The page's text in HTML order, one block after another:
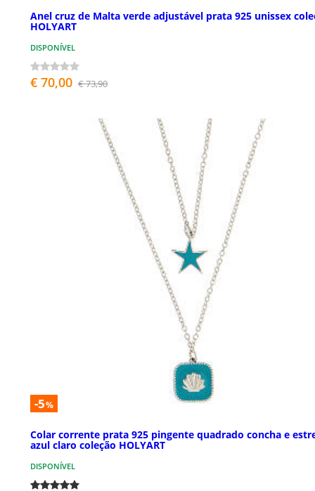
Anel cruz de Malta verde adjustável prata 925 unissex
HOLYART
DISPONÍVEL
€ 70,00 € 73,90
-5%
Colar corrente prata 925 pingente quadrado concha e
azul claro coleção HOLYART
DISPONÍVEL